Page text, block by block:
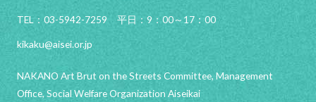
TEL：03-5942-7259 平日：9：00～17：00
kikaku@aisei.or.jp
NAKANO Art Brut on the Streets Committee, Management
Office, Social Welfare Organization Aiseikai